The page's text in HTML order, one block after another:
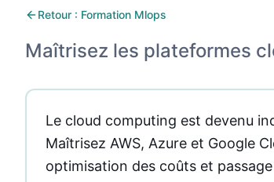
Retour : Formation Mlops
Maîtrisez les plateformes
Le cloud computing est devenu
Maîtrisez AWS, Azure et Google
optimisation des coûts et